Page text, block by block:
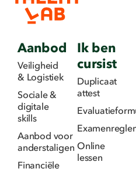
Aanbod
Veiligheid
& Logistiek
Sociale &
digitale
skills
Aanbod voor
anderstaligen
Financiële
Ik ben
cursist
Duplicaat
attest
Online
lessen